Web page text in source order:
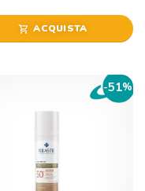
shopping_cart ACQUISTA
-51%